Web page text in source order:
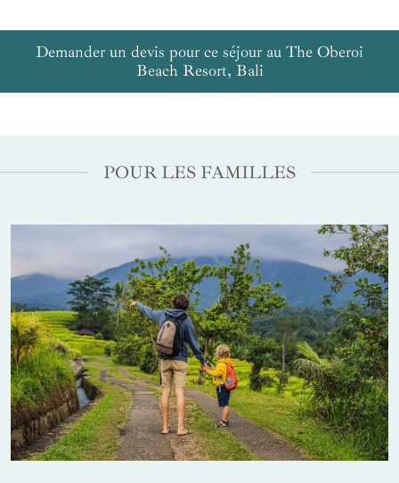
Demander un devis pour ce séjour au The Oberoi
Beach Resort, Bali
POUR LES FAMILLES